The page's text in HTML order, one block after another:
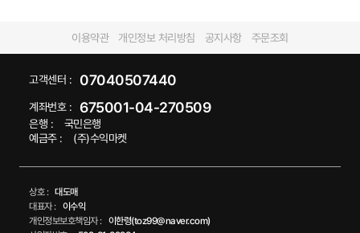
이용약관 개인정보 처리방침 공지사항 주문조회
고객센터 : 07040507440
계좌번호 : 675001-04-270509
은행 :
국민은행
예금주 :
(주)수익마켓
상호 : 대도매
대표자 :
이수익
개인정보보호책임자 :
이한령(toz99@naver.com)